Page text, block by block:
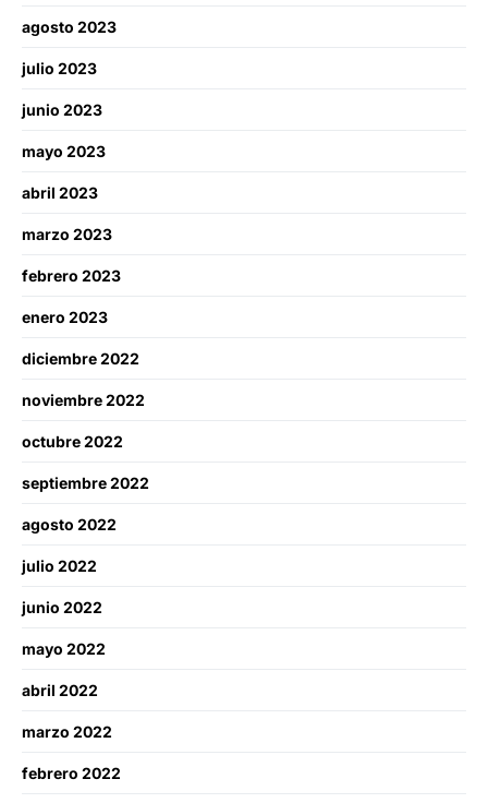
agosto 2023
julio 2023
junio 2023
mayo 2023
abril 2023
marzo 2023
febrero 2023
enero 2023
diciembre 2022
noviembre 2022
octubre 2022
septiembre 2022
agosto 2022
julio 2022
junio 2022
mayo 2022
abril 2022
marzo 2022
febrero 2022